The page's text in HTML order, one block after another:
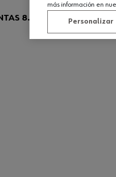
8.4 PRO 6CJ ROJO
más información en
Personalizar